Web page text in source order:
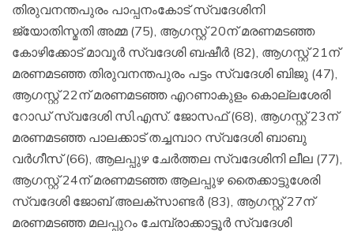
തിരുവനന്തപുരം പാപ്പനംകോട് സ്വദേശിനി
ജ്യോതിസ്മതി അമ്മ (75), ആഗസ്റ്റ് 20ന് മരണമടഞ്ഞ
കോഴിക്കോട് മാവൂര്‍ സ്വദേശി ബഷീര്‍ (82), ആഗസ്റ്റ് 21ന്
മരണമടഞ്ഞ തിരുവനന്തപുരം പട്ടം സ്വദേശി ബിജു (47),
ആഗസ്റ്റ് 22ന് മരണമടഞ്ഞ എറണാകുളം കൊല്ലശേരി
റോഡ് സ്വദേശി സി.എസ്. ജോസഫ് (68), ആഗസ്റ്റ് 23ന്
മരണമടഞ്ഞ പാലക്കാട് തച്ചമ്പാറ സ്വദേശി ബാബു
വര്‍ഗീസ് (66), ആലപ്പുഴ ചേര്‍ത്തല സ്വദേശിനി ലീല (77),
ആഗസ്റ്റ് 24ന് മരണമടഞ്ഞ ആലപ്പുഴ തൈക്കാട്ടുശേരി
സ്വദേശി ജോബ് അലക്‌സാണ്ടര്‍ (83), ആഗസ്റ്റ് 27ന്
മരണമടഞ്ഞ മലപ്പുറം ചേമ്പ്രാക്കാട്ടൂര്‍ സ്വദേശി